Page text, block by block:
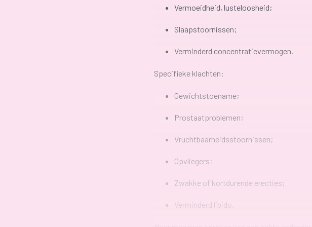
Vermoeidheid, lusteloosheid;
Slaapstoornissen;
Verminderd concentratievermogen.
Specifieke klachten:
Gewichtstoename;
Prostaatproblemen;
Vruchtbaarheidsstoornissen;
Opvliegers;
Zwakke of kortdurende erecties;
Verminderd libido.